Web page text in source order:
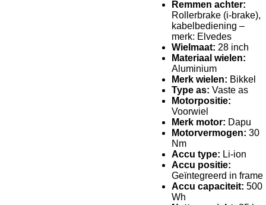
Remmen achter:
Rollerbrake (i-brake),
kabelbediening –
merk: Elvedes
Wielmaat: 28 inch
Materiaal wielen:
Aluminium
Merk wielen: Bikkel
Type as: Vaste as
Motorpositie:
Voorwiel
Merk motor: Dapu
Motorvermogen: 30
Nm
Accu type: Li-ion
Accu positie:
Geïntegreerd in frame
Accu capaciteit: 500
Wh